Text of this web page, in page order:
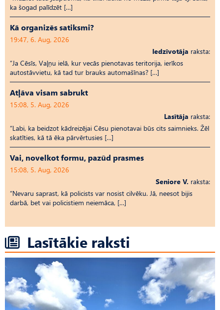
ka šogad palīdzēt […]
Kā organizēs satiksmi?
19:47, 6. Aug, 2026
Iedzīvotāja raksta:
“Ja Cēsīs, Vaļņu ielā, kur vecās pienotavas teritorija, ierīkos
autostāvvietu, kā tad tur brauks automašīnas? […]
Atļāva visam sabrukt
15:08, 5. Aug, 2026
Lasītāja raksta:
“Labi, ka beidzot kādreizējai Cēsu pienotavai būs cits saimnieks. Žēl
skatīties, kā tā ēka pārvērtusies […]
Vai, novelkot formu, pazūd prasmes
15:08, 5. Aug, 2026
Seniore V. raksta:
“Nevaru saprast, kā policists var nosist cilvēku. Jā, neesot bijis
darbā, bet vai policistiem neiemāca, […]
Lasītākie raksti